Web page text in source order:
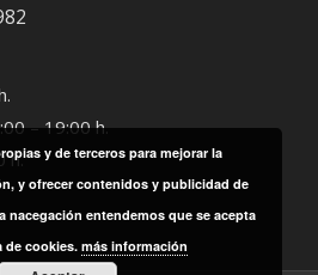
– 19:00 h.
h.
y de terceros para mejorar la
y ofrecer contenidos y publicidad de
nacegación entendemos que se acepta
de cookies.más información